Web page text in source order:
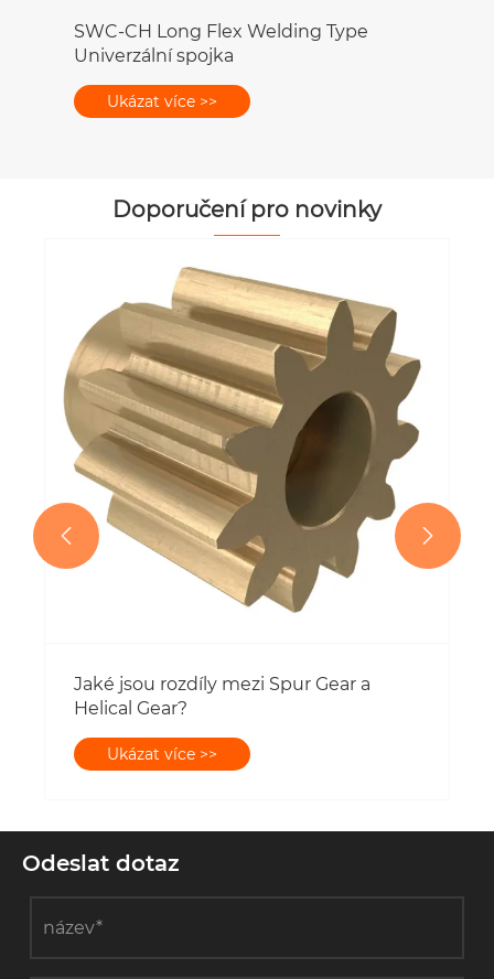
Doporučení pro novinky
Proč jsou zakázkové hydraulické válce
kritické pro průmyslovou
automatizaci?
Ukázat více >>
 
Odeslat dotaz